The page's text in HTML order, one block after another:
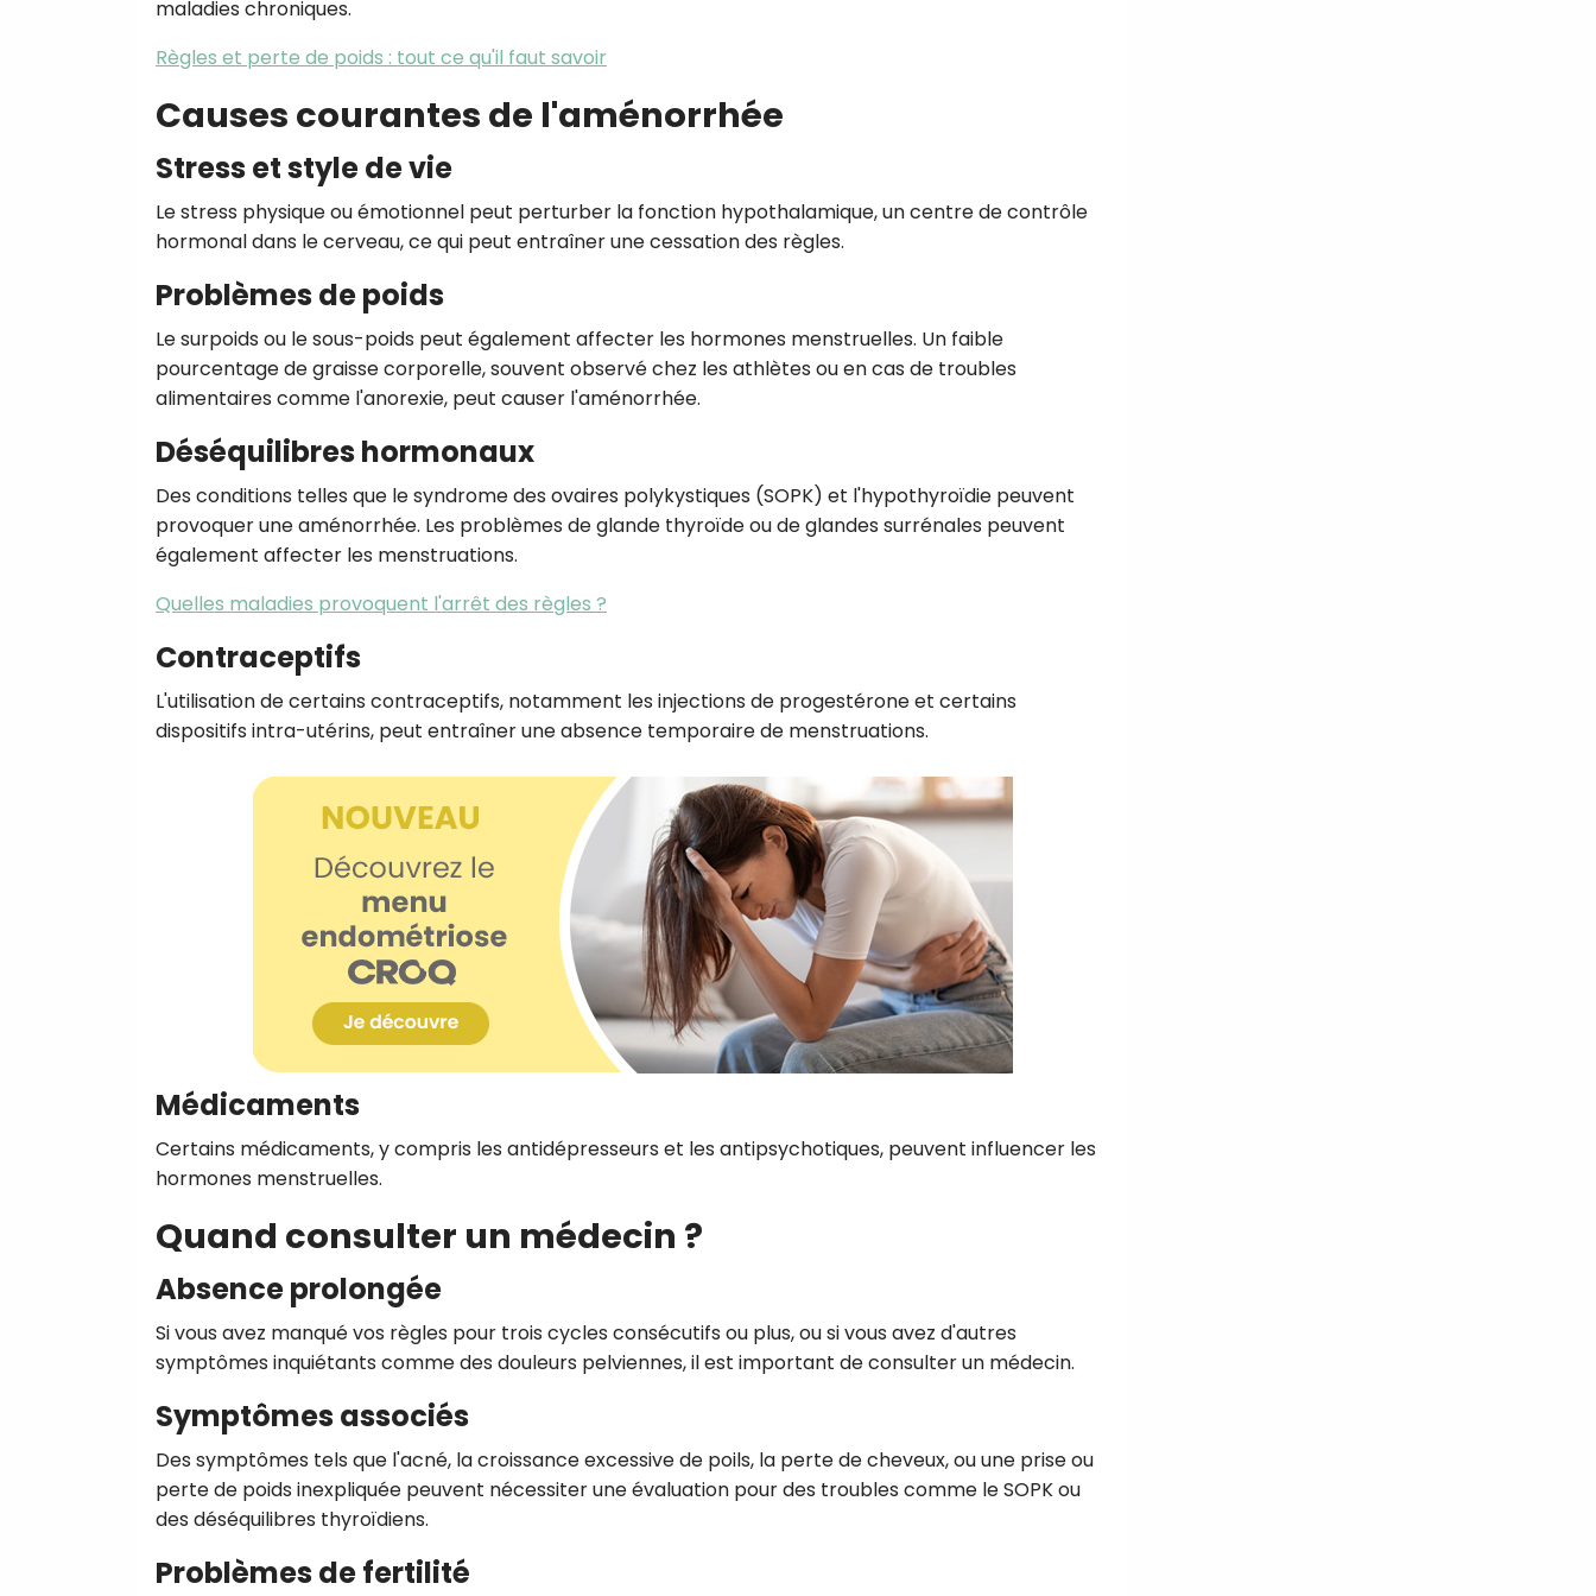
maladies chroniques.
Règles et perte de poids : tout ce qu'il faut savoir
Causes courantes de l'aménorrhée
Stress et style de vie
Le stress physique ou émotionnel peut perturber la fonction hypothalamique, un centre de contrôle
hormonal dans le cerveau, ce qui peut entraîner une cessation des règles.
Problèmes de poids
Le surpoids ou le sous-poids peut également affecter les hormones menstruelles. Un faible
pourcentage de graisse corporelle, souvent observé chez les athlètes ou en cas de troubles
alimentaires comme l'anorexie, peut causer l'aménorrhée.
Déséquilibres hormonaux
Des conditions telles que le syndrome des ovaires polykystiques (SOPK) et l'hypothyroïdie peuvent
provoquer une aménorrhée. Les problèmes de glande thyroïde ou de glandes surrénales peuvent
également affecter les menstruations.
Quelles maladies provoquent l'arrêt des règles ?
Contraceptifs
L'utilisation de certains contraceptifs, notamment les injections de progestérone et certains
dispositifs intra-utérins, peut entraîner une absence temporaire de menstruations.
Médicaments
Certains médicaments, y compris les antidépresseurs et les antipsychotiques, peuvent influencer les
hormones menstruelles.
Quand consulter un médecin ?
Absence prolongée
Si vous avez manqué vos règles pour trois cycles consécutifs ou plus, ou si vous avez d'autres
symptômes inquiétants comme des douleurs pelviennes, il est important de consulter un médecin.
Symptômes associés
Des symptômes tels que l'acné, la croissance excessive de poils, la perte de cheveux, ou une prise ou
perte de poids inexpliquée peuvent nécessiter une évaluation pour des troubles comme le SOPK ou
des déséquilibres thyroïdiens.
Problèmes de fertilité